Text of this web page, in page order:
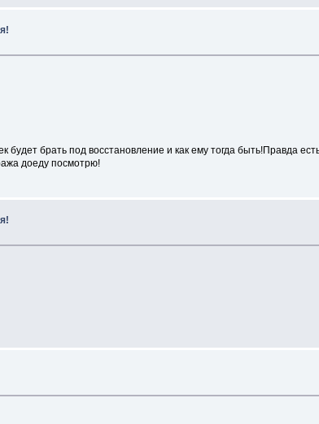
будет брать под восстановление и как ему тогда быть!Правда
доеду посмотрю!